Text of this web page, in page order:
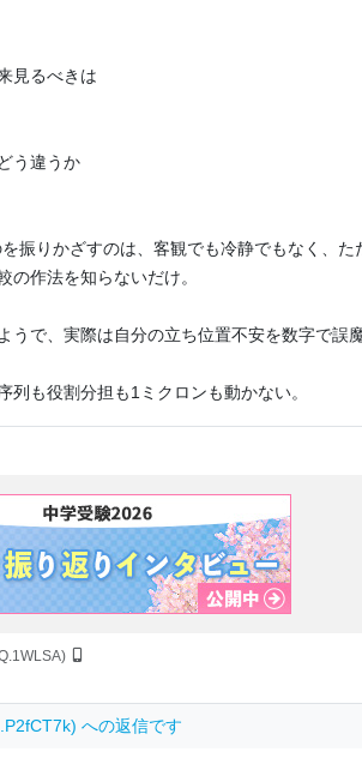
見るべきは
う違うか
振りかざすのは、客観でも冷静でもなく、た
の作法を知らないだけ。
うで、実際は自分の立ち位置不安を数字で誤
も役割分担も1ミクロンも動かない。
への返信です